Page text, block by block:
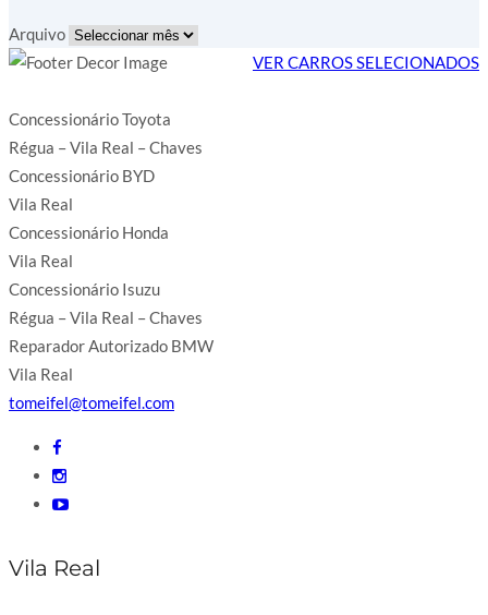
Arquivo
VER CARROS SELECIONADOS
Concessionário Toyota
Régua – Vila Real – Chaves
Concessionário BYD
Vila Real
Concessionário Honda
Vila Real
Concessionário Isuzu
Régua – Vila Real – Chaves
Reparador Autorizado BMW
Vila Real
tomeifel@tomeifel.com
Vila Real